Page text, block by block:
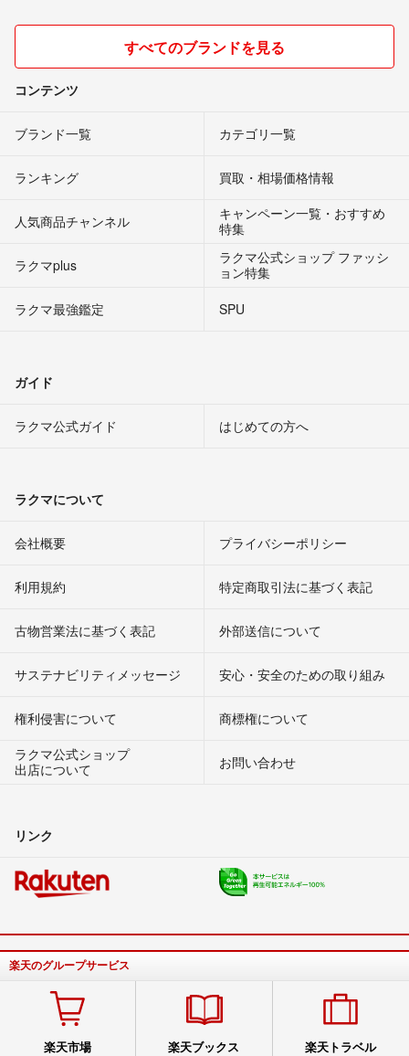
すべてのブランドを見る
コンテンツ
ブランド一覧 カテゴリ一覧
ランキング 買取・相場価格情報
人気商品チャンネル
キャンペーン一覧・おすすめ
特集
ラクマplus
ラクマ公式ショップ ファッシ
ョン特集
ラクマ最強鑑定
SPU
ガイド
ラクマ公式ガイド はじめての方へ
ラクマについて
会社概要 プライバシーポリシー
利用規約 特定商取引法に基づく表記
古物営業法に基づく表記 外部送信について
サステナビリティメッセージ 安心・安全のための取り組み
権利侵害について
商標権について
ラクマ公式ショップ
出店について
お問い合わせ
リンク
楽天のグループサービス
楽天市場 楽天ブックス 楽天トラベル